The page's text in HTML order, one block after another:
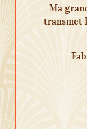
Ma
transmet